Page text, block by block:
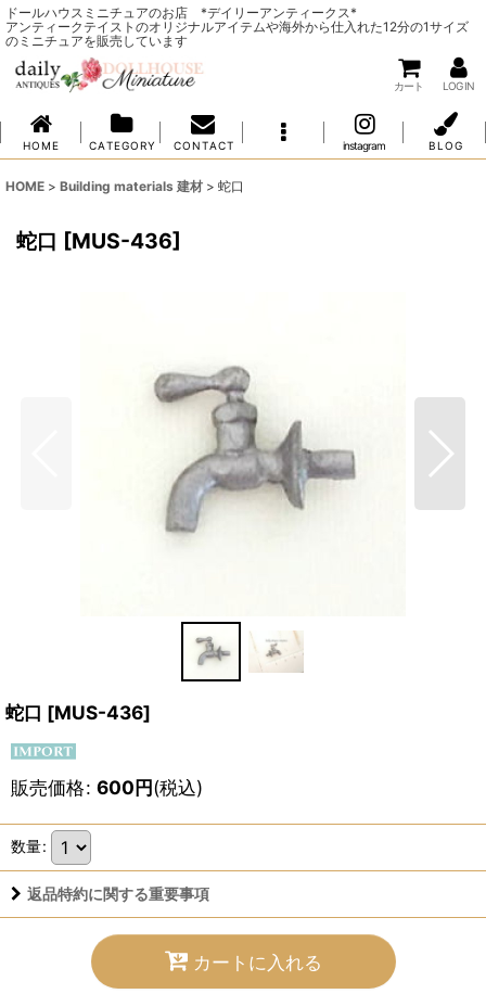
ドールハウスミニチュアのお店 *デイリーアンティークス*
アンティークテイストのオリジナルアイテムや海外から仕入れた12分の1サイズ
のミニチュアを販売しています
カート LOG IN
H O M E C A T E G O R Y C O N T A C T instagram B L O G
HOME > Building materials 建材 > 蛇口
蛇口 [MUS-436]
蛇口 [MUS-436]
販売価格: 600円(税込)
数量:
返品特約に関する重要事項
カートに入れる